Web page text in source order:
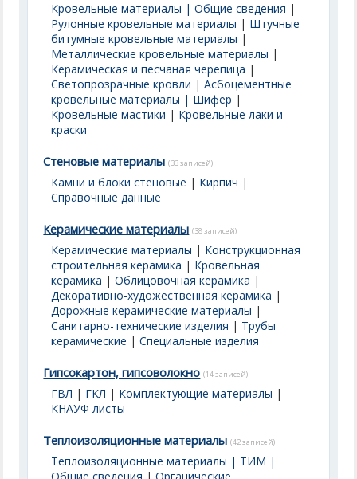
Кровельные материалы | Общие сведения |
Рулонные кровельные материалы | Штучные
битумные кровельные материалы |
Металлические кровельные материалы |
Керамическая и песчаная черепица |
Светопрозрачные кровли |Асбоцементные
кровельные материалы | Шифер |
Кровельные мастики | Кровельные лаки и
краски
Стеновые материалы (33 записей)
Камни и блоки стеновые | Кирпич |
Справочные данные
Керамические материалы (38 записей)
Керамические материалы | Конструкционная
строительная керамика | Кровельная
керамика |Облицовочная керамика |
Декоративно-художественная керамика |
Дорожные керамические материалы |
Санитарно-технические изделия | Трубы
керамические |Специальные изделия
Гипсокартон, гипсоволокно (14 записей)
ГВЛ | ГКЛ | Комплектующие материалы |
КНАУФ листы
Теплоизоляционные материалы (42 записей)
Теплоизоляционные материалы | ТИМ |